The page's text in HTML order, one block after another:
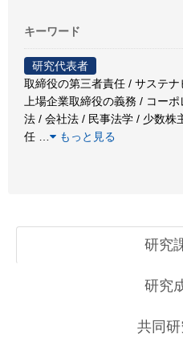
キーワード
研究代表者
取締役の第三者責任 / サステ
上場企業取締役の義務 / コー
法 / 会社法 / 民事法学 / 少数株
任
もっと見る
研究
研究
共同